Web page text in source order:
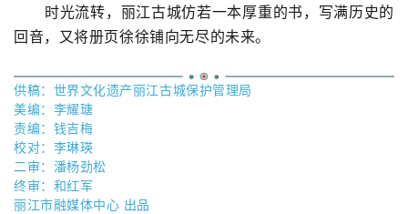
时光流转，丽江古城仿若一本厚重的书，写满历史的
回音，又将册页徐徐铺向无尽的未来。
供稿：世界文化遗产丽江古城保护管理局
美编：李耀瑭
责编：钱吉梅
校对：李琳瑛
二审：潘杨劲松
终审：和红军
丽江市融媒体中心 出品